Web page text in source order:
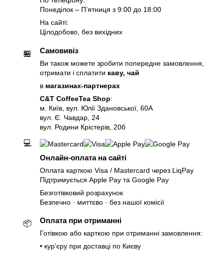
Понеділок – Пʼятниця з 9:00 до 18:00
На сайті:
Цілодобово, без вихідних
🏪 Самовивіз
Ви також можете зробити попередне замовлення,
отримати і сплатити каву, чай
в магазинах-партнерах
C&T CoffeeTea Shop:
м. Київ, вул. Юлії Здановської, 60А
вул. Є. Чавдар, 24
вул. Родини Крістерів, 20б
💻
Онлайн-оплата на сайті
Оплата карткою Visa / Mastercard через LiqPay
Підтримується Apple Pay та Google Pay
Безготівковий розрахунок
Безпечно · миттєво · без нашої комісії
📦 Оплата при отриманні
Готівкою або карткою при отриманні замовлення:
• курʼєру при доставці по Києву